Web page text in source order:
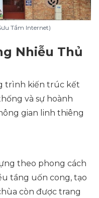
Tầm Internet)
Nhiễu Thủ
trình kiến trúc kết
và sự hoành
gian linh thiêng
theo phong cách
tầng uốn cong, tạo
còn được trang